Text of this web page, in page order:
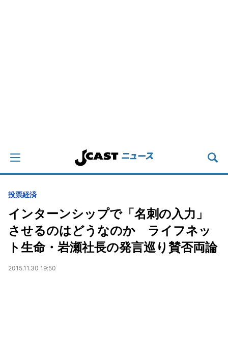
投票経済
インターンシップで「名刺の入力」
させるのはどうなのか ライフネッ
ト生命・岩瀬社長の発言巡り賛否両論
2015.11.30 19:50